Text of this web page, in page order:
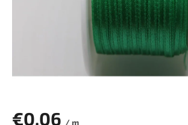
€0,06 / m